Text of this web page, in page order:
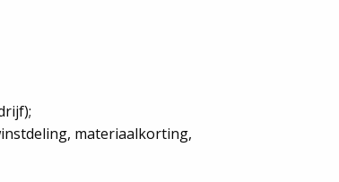
materiaalkorting,